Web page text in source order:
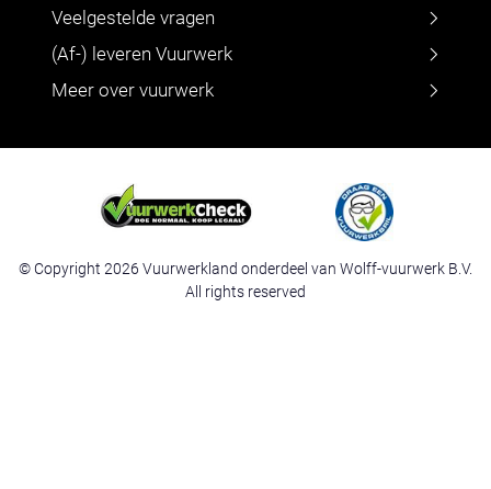
Veelgestelde vragen
(Af-) leveren Vuurwerk
Meer over vuurwerk
© Copyright 2026 Vuurwerkland onderdeel van Wolff-vuurwerk B.V.
All rights reserved